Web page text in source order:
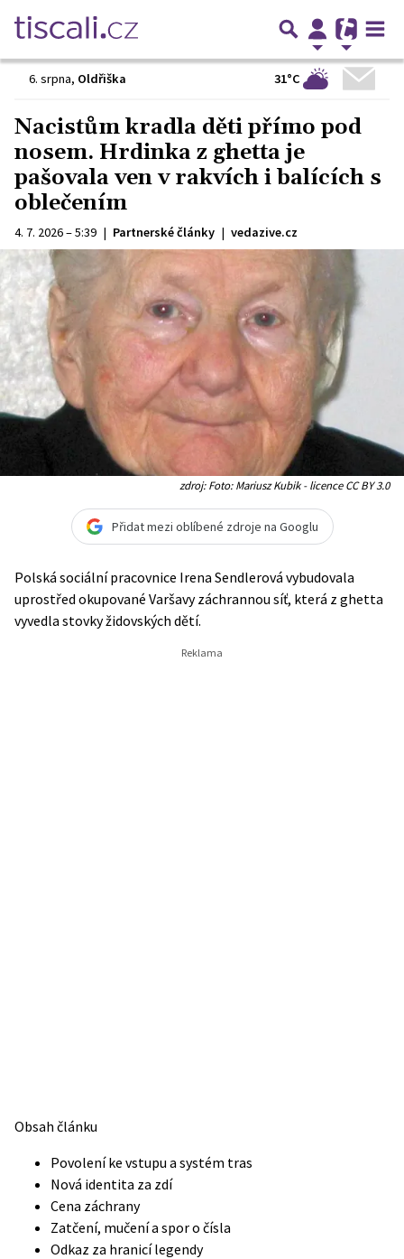
6. srpna, Oldřiška 31°C
Nacistům kradla děti přímo pod
nosem. Hrdinka z ghetta je
pašovala ven v rakvích i balících s
oblečením
4. 7. 2026 – 5:39 | Partnerské články | vedazive.cz
zdroj: Foto: Mariusz Kubik - licence CC BY 3.0
Přidat mezi oblíbené zdroje na Googlu
Polská sociální pracovnice Irena Sendlerová vybudovala
uprostřed okupované Varšavy záchrannou síť, která z ghetta
vyvedla stovky židovských dětí.
Obsah článku
Povolení ke vstupu a systém tras
Nová identita za zdí
Cena záchrany
Zatčení, mučení a spor o čísla
Odkaz za hranicí legendy